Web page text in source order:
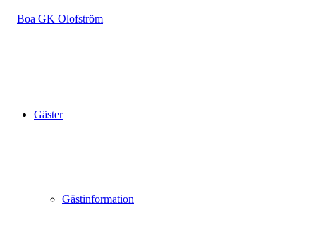
Gäster
Gästinformation